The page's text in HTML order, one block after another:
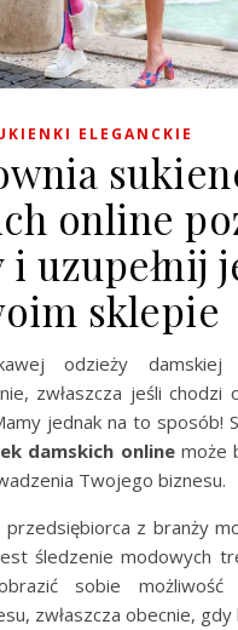
ELEGANCKIE
online
uzupełnij
sklepie
zwłaszcza jeśli chodzi
jednak na to sposób!
damskich onlinemoże
Twojego biznesu.
przedsiębiorca z branży
śledzenie modowych
sobie możliwość
zwłaszcza obecnie, gdy